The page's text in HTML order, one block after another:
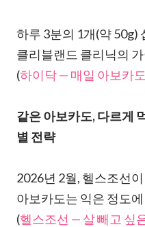
하루 3분의 1개(약 50g)
클리블랜드 클리닉의
(하이닥 — 매일 아보카
같은 아보카도, 다르게
별 전략
2026년 2월, 헬스조선
아보카도는 익은 정도
(헬스조선 — 살 빼고 싶